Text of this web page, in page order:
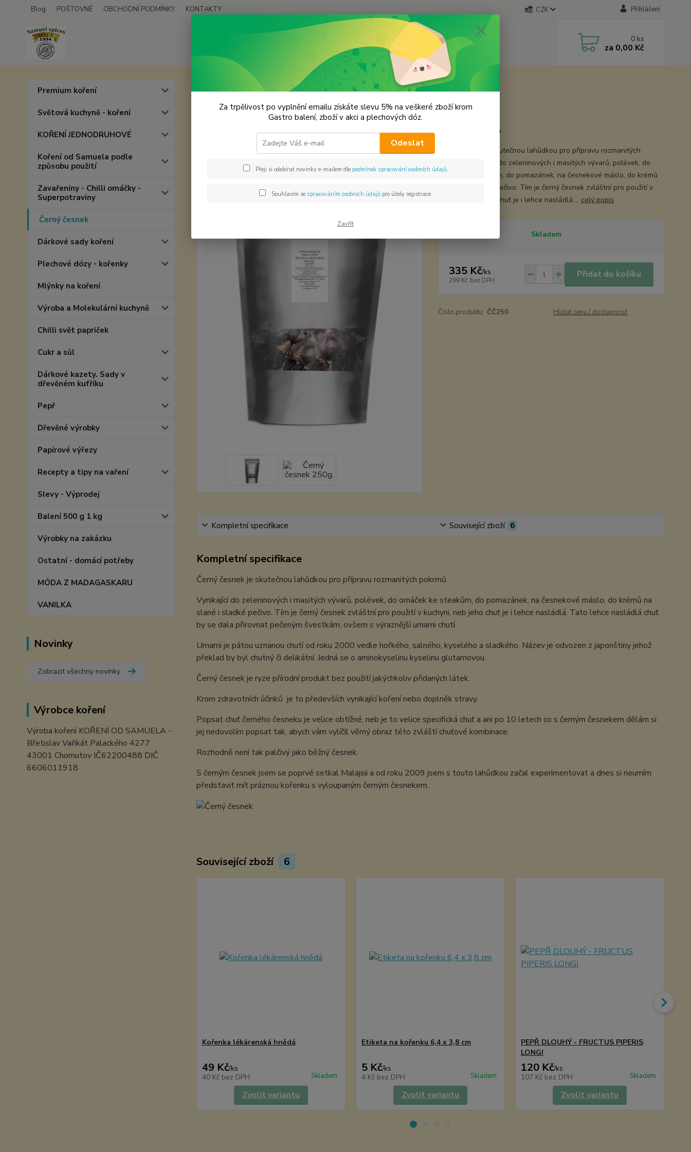
Blog POŠTOVNÉ OBCHODNÍ PODMÍNKY KONTAKTY CZK Přihlášení
0 ks
za 0,00 Kč
Premium koření
Světová kuchyně - koření
KOŘENÍ JEDNODRUHOVÉ
Koření od Samuela podle
způsobu použití
Zavařeniny - Chilli omáčky -
Superpotraviny
Černý česnek
Dárkové sady koření
Plechové dózy - kořenky
Mlýnky na koření
Výroba a Molekulární kuchyně
Chilli svět papriček
Cukr a sůl
Dárkové kazety. Sady v
dřevěném kufříku
Pepř
Dřevěné výrobky
Papírové výřezy
Recepty a tipy na vaření
Slevy - Výprodej
Balení 500 g 1 kg
Výrobky na zakázku
Ostatní - domácí potřeby
MÓDA Z MADAGASKARU
VANILKA
Novinky
Zobrazit všechny novinky
Výrobce koření
Výroba koření KOŘENÍ OD SAMUELA -
Břetislav Vaňkát Palackého 4277
43001 Chomutov IČ62200488 DIČ
6606011918
Černý česnek Černý česnek 250g.
Černý česnek 250g.
Volně vážený
Černý česnek je skutečnou lahůdkou pro přípravu rozmanitých
pokrmů. Vynikající do zeleninových i masitých vývarů, polévek, do
omáček ke steakům, do pomazánek, na česnekové máslo, do krémů
na slané i sladké pečivo. Tím je černý česnek zvláštní pro použití v
kuchyni, neb jeho chuť je i lehce nasládlá.... celý popis
Skladem
335 Kč/ks
299 Kč bez DPH
Přidat do košíku
Číslo produktu: ČČ250 Hlídat cenu / dostupnost
Kompletní specifikace Související zboží 6
Kompletní specifikace
Černý česnek je skutečnou lahůdkou pro přípravu rozmanitých pokrmů.
Vynikající do zeleninových i masitých vývarů, polévek, do omáček ke steakům, do pomazánek, na česnekové máslo, do krémů na
slané i sladké pečivo. Tím je černý česnek zvláštní pro použití v kuchyni, neb jeho chuť je i lehce nasládlá. Tato lehce nasládlá chuť
by se dala přirovnat pečeným švestkám, ovšem s výraznější umami chutí.
Umami je pátou uznanou chutí od roku 2000 vedle hořkého, salného, kyselého a sladkého. Název je odvozen z japonštiny jehož
překlad by byl chutný či delikátní. Jedná se o aminokyselinu kyselinu glutamovou.
Černý česnek je ryze přírodní produkt bez použití jakýchkoliv přidaných látek.
Krom zdravotních účinků je to předevších vynikající koření nebo doplněk stravy.
Popsat chuť černého česneku je velice obtížné, neb je to velice specifická chuť a ani po 10 letech co s černým česnekem dělám si
jej nedovolím popsat tak, abych vám vylíčil věrný obraz této zvláští chuťové kombinace.
Rozhodně není tak palčivý jako běžný česnek.
S černým česnek jsem se poprvé setkal Malajsii a od roku 2009 jsem s touto lahůdkou začal experimentovat a dnes si neumím
představit mít práznou kořenku s vyloupaným černým česnekem.
Související zboží 6
Kořenka lékárenská hnědá
49 Kč/ks
40 Kč bez DPH Skladem
Zvolit variantu
Etiketa na kořenku 6,4 x 3,8 cm
5 Kč/ks
4 Kč bez DPH Skladem
Zvolit variantu
PEPŘ DLOUHÝ - FRUCTUS PIPERIS
LONGI
120 Kč/ks
107 Kč bez DPH Skladem
Zvolit variantu
Za trpělivost po vyplnění emailu získáte slevu 5% na veškeré zboží krom
Gastro balení, zboží v akci a plechových dóz.
Odeslat
Přeji si odebírat novinky e-mailem dle podmínek zpracování osobních údajů.
Souhlasím se zpracováním osobních údajůpro účely registrace.
Zavřít